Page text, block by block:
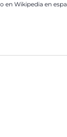
en Wikipedia en